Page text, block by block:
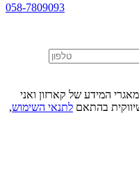
058-7809093
המידע של קארזון ואני
בהתאם לתנאי השימוש,